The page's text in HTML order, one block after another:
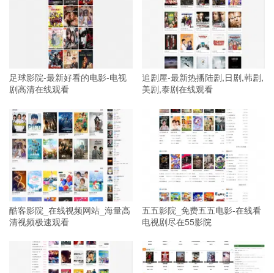
足球影院-最新好看的电影-电视
剧高清在线观看
追剧屋-最新热播陆剧,日剧,韩剧,
美剧,泰剧在线观看
酷客影院_在线视频网站_海量高
清视频极速观看
五五影院_免费五五电影-在线看
电视剧尽在55影院